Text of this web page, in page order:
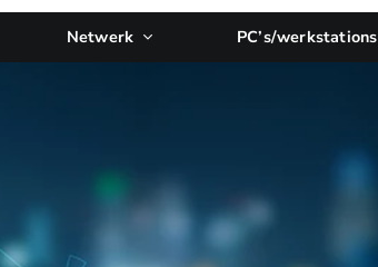
Netwerk PC’s/werkstations